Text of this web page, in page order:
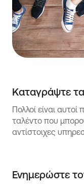
Καταγράψτε τα
Πολλοί είναι
ταλέντο που
αντίστοιχες
Ενημερώστε